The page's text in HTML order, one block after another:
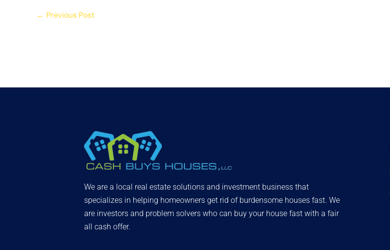
← Previous Post
We are a local real estate solutions and investment business that
specializes in helping homeowners get rid of burdensome houses fast. We
are investors and problem solvers who can buy your house fast with a fair
all cash offer.